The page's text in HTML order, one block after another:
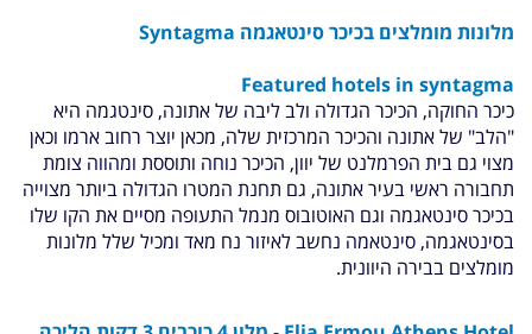
מלונות מומלצים בכיכר סינטאגמה Syntagma
Featured hotels in syntagma
כיכר החוקה, הכיכר הגדולה ולב ליבה של אתונה, סינטגמה היא
"הלב" של אתונה והכיכר המרכזית שלה, מכאן יוצר רחוב ארמו וכאן
מצוי גם בית הפרמלנט של יוון, הכיכר נוחה ותוססת ומהווה צומת
תחבורה ראשי בעיר אתונה, גם תחנת המטרו הגדולה ביותר מצוייה
בכיכר סינטאגמה וגם האוטובוס מנמל התעופה מסיים את הקו שלו
בסינטאגמה, סינטאמה נחשב לאיזור נח מאד ומכיל שלל מלונות
מומלצים בבירה היוונית.